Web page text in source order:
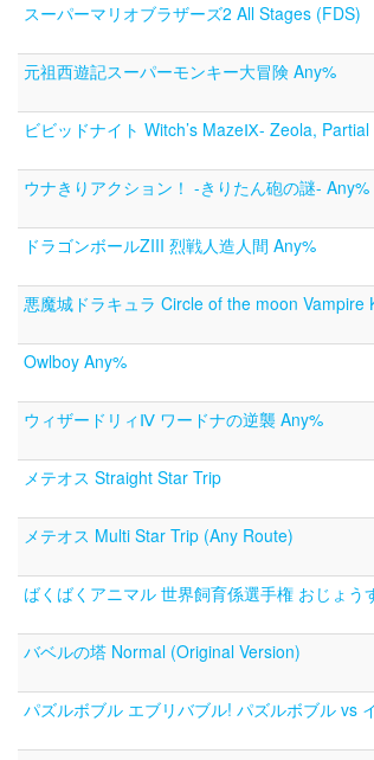
スーパーマリオブラザーズ2 All Stages (FDS)
元祖西遊記スーパーモンキー大冒険 Any%
ビビッドナイト Witch’s MazeⅨ- Zeola,
ウナきりアクション！ -きりたん砲の謎- Any%
ドラゴンボールZIII 烈戦人造人間 Any%
悪魔城ドラキュラ Circle of the moon Vampire
Owlboy Any%
ウィザードリィⅣ ワードナの逆襲 Any%
メテオス Straight Star Trip
メテオス Multi Star Trip (Any Route)
ばくばくアニマル 世界飼育係選手権 おじょう
バベルの塔 Normal (Original Version)
パズルボブル エブリバブル! パズルボブル vs